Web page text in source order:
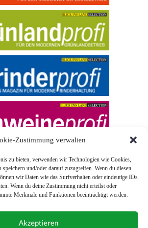
Zustimmung verwalten
zu bieten, verwenden wir Technologien wie Cookies,
und/oder darauf zuzugreifen. Wenn du diesen
wir Daten wie das Surfverhalten oder eindeutige IDs
Wenn du deine Zustimmung nicht erteilst oder
Merkmale und Funktionen beeinträchtigt werden.
Akzeptieren
© 2026 Blick ins Land